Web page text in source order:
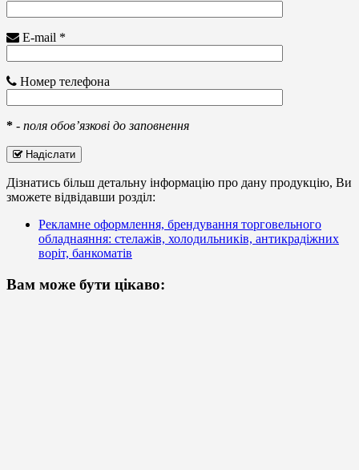
E-mail *
Номер телефона
* - поля обов’язкові до заповнення
Надіслати
Дізнатись більш детальну інформацію про дану продукцію, Ви
зможете відвідавши розділ:
Рекламне оформлення, брендування торговельного
обладнаяння: стелажів, холодильників, антикрадіжних
воріт, банкоматів
Вам може бути цікаво: